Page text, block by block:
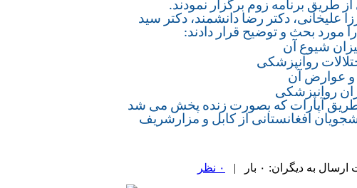
علیخانی، دکتر رضا دانشمند، دکتر سید
مورد بحث و توضیح قرار دادند:
شیوع آن
روانپزشکی
و عوارض آن
روانپزشکی
به ۲۰۰ مخاطب داشت و از طریق آپارات که بصورت زنده پخش می شد
دانشجویان افغانستانی از کابل و مزارشریف
به دیگران: ۰ بار | ۰ نظر